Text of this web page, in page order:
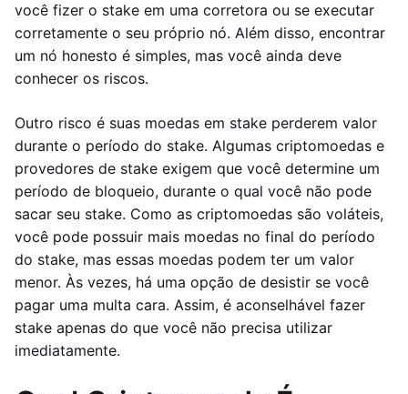
você fizer o stake em uma corretora ou se executar
corretamente o seu próprio nó. Além disso, encontrar
um nó honesto é simples, mas você ainda deve
conhecer os riscos.
Outro risco é suas moedas em stake perderem valor
durante o período do stake. Algumas criptomoedas e
provedores de stake exigem que você determine um
período de bloqueio, durante o qual você não pode
sacar seu stake. Como as criptomoedas são voláteis,
você pode possuir mais moedas no final do período
do stake, mas essas moedas podem ter um valor
menor. Às vezes, há uma opção de desistir se você
pagar uma multa cara. Assim, é aconselhável fazer
stake apenas do que você não precisa utilizar
imediatamente.